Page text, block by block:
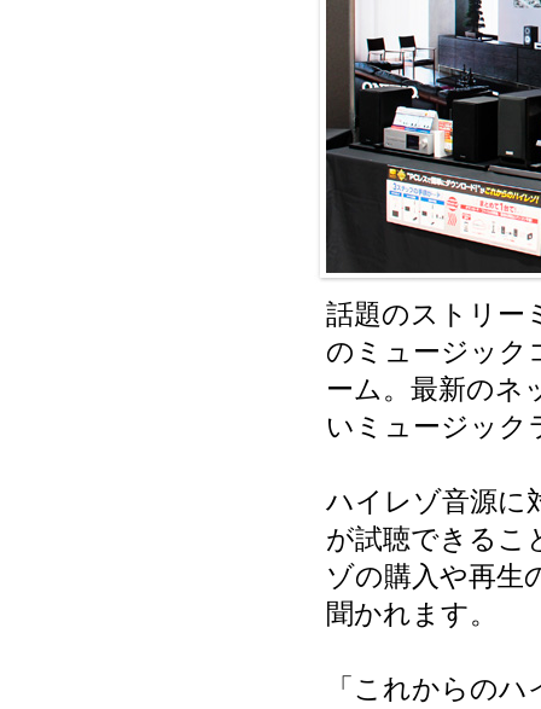
話題のストリー
のミュージック
ーム。最新のネ
いミュージック
ハイレゾ音源に
が試聴できるこ
ゾの購入や再生
聞かれます。
「これからの